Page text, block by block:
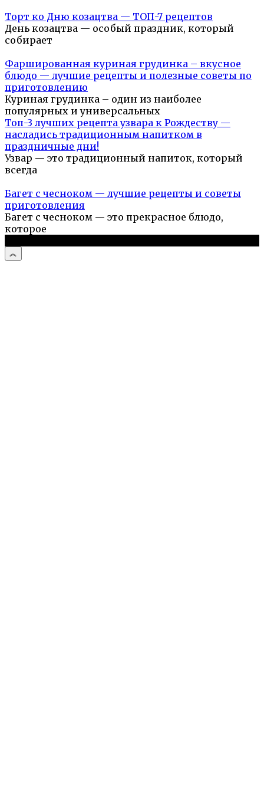
Торт ко Дню козацтва — ТОП-7 рецептов
День козацтва — особый праздник, который
собирает
Фаршированная куриная грудинка – вкусное
блюдо — лучшие рецепты и полезные советы по
приготовлению
Куриная грудинка – один из наиболее
популярных и универсальных
Топ-3 лучших рецепта узвара к Рождеству —
насладись традиционным напитком в
праздничные дни!
Узвар — это традиционный напиток, который
всегда
Багет с чесноком — лучшие рецепты и советы
приготовления
Багет с чесноком — это прекрасное блюдо,
которое